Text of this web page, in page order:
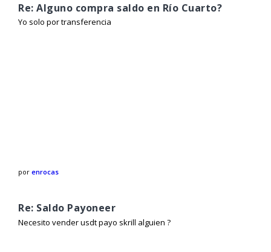
Re: Alguno compra saldo en Río Cuarto?
Yo solo por transferencia
por enrocas
Re: Saldo Payoneer
Necesito vender usdt payo skrill alguien ?